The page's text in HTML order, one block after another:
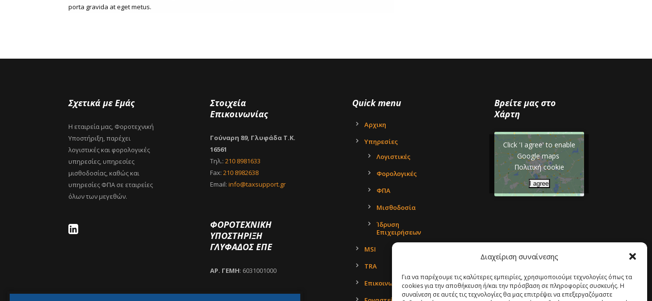
Διαχείριση συναίνεσης
Για να παρέχουμε τις καλύτερες εμπειρίες, χρησιμοποιούμε τεχνολογίες όπως τα
cookies για την αποθήκευση ή/και την πρόσβαση σε πληροφορίες συσκευής. Η
συναίνεση σε αυτές τις τεχνολογίες θα μας επιτρέψει να επεξεργαζόμαστε
porta gravida at eget metus.
Σχετικά με Εμάς
Η εταιρεία μας, Φοροτεχνική
Υποστήριξη, παρέχει
λογιστικές και φορολογικές
υπηρεσίες, υπηρεσίες
μισθοδοσίας, καθώς και
υπηρεσίες ΦΠΑ σε εταιρείες
όλων των μεγεθών.
Στοιχεία
Επικοινωνίας
Γούναρη 89, Γλυφάδα Τ.Κ.
16561
Τηλ.:210 8981633
Fax:210 8982638
Email:info@taxsupport.gr
ΦΟΡΟΤΕΧΝΙΚΗ
ΥΠΟΣΤΗΡΙΞΗ
ΓΛΥΦΑΔΟΣ ΕΠΕ
ΑΡ. ΓΕΜΗ: 6031001000
Quick menu
Αρχικη
Υπηρεσίες
Λογιστικές
Φορολογικές
ΦΠΑ
Μισθοδοσία
Ίδρυση
Επιχειρήσεων
MSI
TRA
Επικοινωνία
Βρείτε μας στο
Χάρτη
Click 'I agree' to enable
Google maps
Πολιτική cookie
I agree